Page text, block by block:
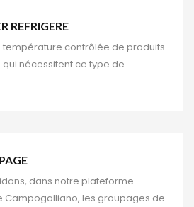
REFRIGERE
température contrôlée de produits
nécessitent ce type de
dans notre plateforme
Campogalliano, les groupages de